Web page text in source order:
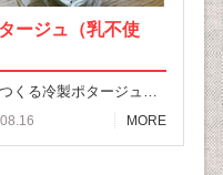
ージュ（乳不使
くる冷製ポタージュ…
MORE